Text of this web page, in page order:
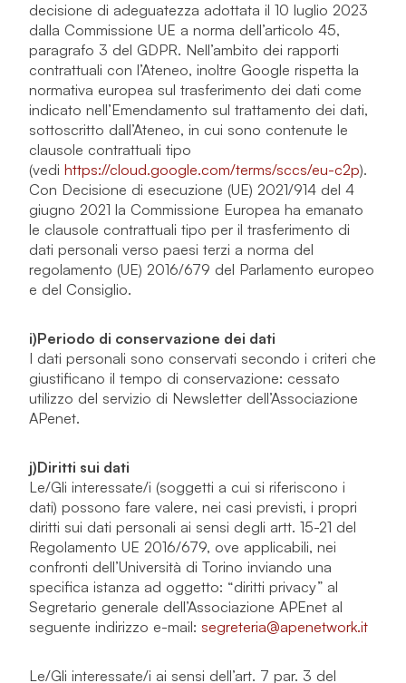
decisione di adeguatezza adottata il 10 luglio 2023
dalla Commissione UE a norma dell’articolo 45,
paragrafo 3 del GDPR. Nell’ambito dei rapporti
contrattuali con l’Ateneo, inoltre Google rispetta la
normativa europea sul trasferimento dei dati come
indicato nell’Emendamento sul trattamento dei dati,
sottoscritto dall’Ateneo, in cui sono contenute le
clausole contrattuali tipo
(vedi https://cloud.google.com/terms/sccs/eu-c2p).
Con Decisione di esecuzione (UE) 2021/914 del 4
giugno 2021 la Commissione Europea ha emanato
le clausole contrattuali tipo per il trasferimento di
dati personali verso paesi terzi a norma del
regolamento (UE) 2016/679 del Parlamento europeo
e del Consiglio.
i)Periodo di conservazione dei dati
I dati personali sono conservati secondo i criteri che
giustificano il tempo di conservazione: cessato
utilizzo del servizio di Newsletter dell’Associazione
APenet.
j)Diritti sui dati
Le/Gli interessate/i (soggetti a cui si riferiscono i
dati) possono fare valere, nei casi previsti, i propri
diritti sui dati personali ai sensi degli artt. 15-21 del
Regolamento UE 2016/679, ove applicabili, nei
confronti dell’Università di Torino inviando una
specifica istanza ad oggetto: “diritti privacy” al
Segretario generale dell’Associazione APEnet al
seguente indirizzo e-mail: segreteria@apenetwork.it
Le/Gli interessate/i ai sensi dell’art. 7 par. 3 del